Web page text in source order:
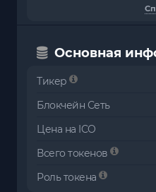
Основная
Тикер
Блокчейн Сеть
Цена на ICO
Всего токенов
Роль токена